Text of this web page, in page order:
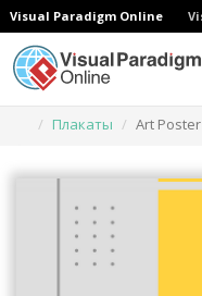
Visual Paradigm Online
Плакаты
Art Poster